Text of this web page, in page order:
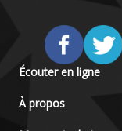
Écouter en ligne
À propos